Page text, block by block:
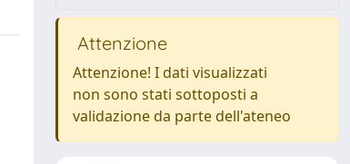
Attenzione
Attenzione! I dati visualizzati
non sono stati sottoposti a
validazione da parte dell'ateneo